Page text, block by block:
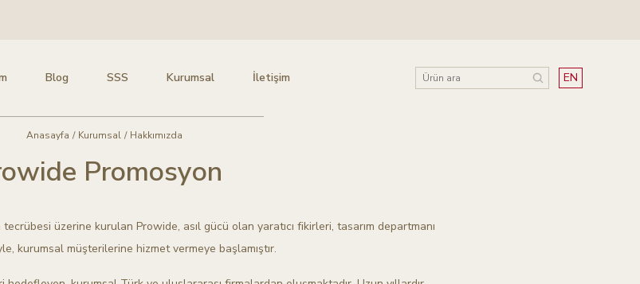
Blog SSS Kurumsal İletişim EN
Anasayfa / Kurumsal / Hakkımızda
Promosyon
tecrübesi üzerine kurulan Prowide, asıl gücü olan yaratıcı fikirleri, tasarım departmanı
kurumsal müşterilerine hizmet vermeye başlamıştır.